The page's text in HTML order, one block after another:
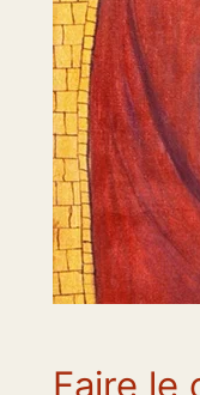
Faire le